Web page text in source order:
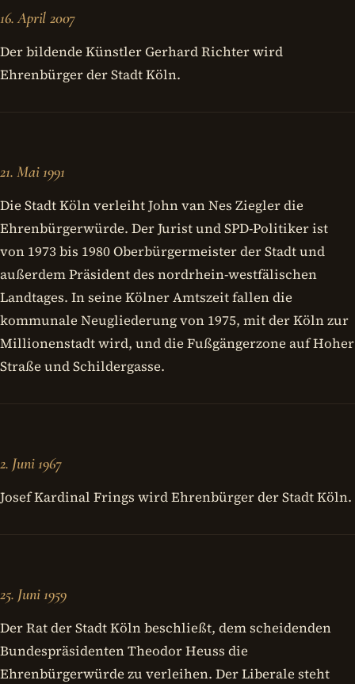
16. April 2007
Der bildende Künstler Gerhard Richter wird
Ehrenbürger der Stadt Köln.
21. Mai 1991
Die Stadt Köln verleiht John van Nes Ziegler die
Ehrenbürgerwürde. Der Jurist und SPD-Politiker ist
von 1973 bis 1980 Oberbürgermeister der Stadt und
außerdem Präsident des nordrhein-westfälischen
Landtages. In seine Kölner Amtszeit fallen die
kommunale Neugliederung von 1975, mit der Köln zur
Millionenstadt wird, und die Fußgängerzone auf Hoher
Straße und Schildergasse.
2. Juni 1967
Josef Kardinal Frings wird Ehrenbürger der Stadt Köln.
25. Juni 1959
Der Rat der Stadt Köln beschließt, dem scheidenden
Bundespräsidenten Theodor Heuss die
Ehrenbürgerwürde zu verleihen. Der Liberale steht